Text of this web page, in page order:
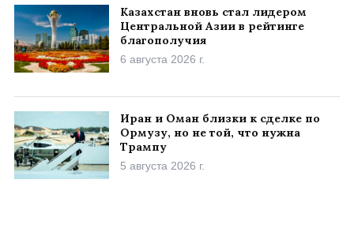
Казахстан вновь стал лидером
Центральной Азии в рейтинге
благополучия
6 августа 2026 г.
Иран и Оман близки к сделке по
Ормузу, но не той, что нужна
Трампу
5 августа 2026 г.